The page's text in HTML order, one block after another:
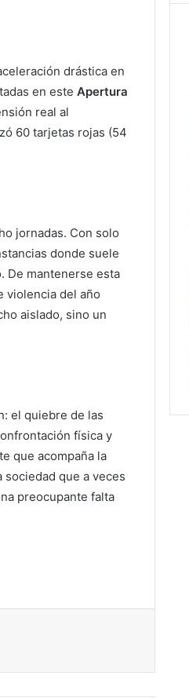
drástica en
en esteApertura
real al
60 tarjetas rojas (54
jornadas. Con solo
donde suele
De mantenerse esta
violencia del año
aislado, sino un
el quiebre de las
física y
que acompaña la
que a veces
preocupante falta